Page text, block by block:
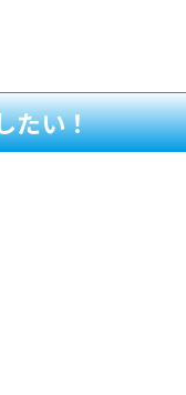
たい！